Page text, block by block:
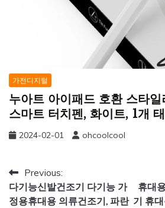
가전디지털
누아트 아이패드 호환 스타
스마트 터치펜, 화이트, 1개
2024-02-01 ohcoolcool
글
탐
Previous:
다기능신발건조기 다기능 가
정용휴대용 의류건조기, 파란
휴대
기 휴